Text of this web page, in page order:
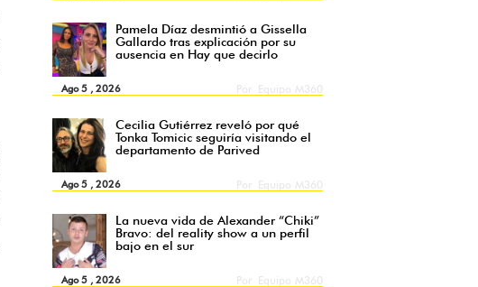
Pamela Díaz desmintió a Gissella
Gallardo tras explicación por su
ausencia en Hay que decirlo
Ago 5 , 2026
Cecilia Gutiérrez reveló por qué
Tonka Tomicic seguiría visitando el
departamento de Parived
Ago 5 , 2026
La nueva vida de Alexander “Chiki”
Bravo: del reality show a un perfil
bajo en el sur
Ago 5 , 2026